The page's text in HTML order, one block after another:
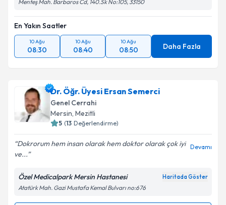
Menteş Mah. Barbaros Cd, 140.Sk No:105, 33150
En Yakın Saatler
10 Ağu
08:30
10 Ağu
08:40
10 Ağu
08:50 Daha Fazla
Dr. Öğr. Üyesi Ersan Semerci
Genel Cerrahi
Mersin, Mezitli
5 (13 Değerlendirme)
Dokrorum hem insan olarak hem doktor olarak çok iyi
ve...
Devamı
Özel Medicalpark Mersin Hastanesi Haritada Göster
Atatürk Mah. Gazi Mustafa Kemal Bulvarı no:676